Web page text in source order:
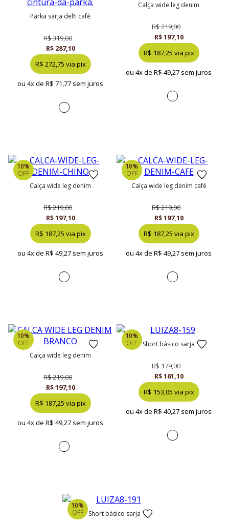
parka sarja delfi café
R$ 319,00
R$ 287,10
R$ 272,75 via pix
ou 4x de R$ 71,77 sem juros
calça wide leg denim
R$ 219,00
R$ 197,10
R$ 187,25 via pix
ou 4x de R$ 49,27 sem juros
10%
OFF
calça wide leg denim
R$ 219,00
R$ 197,10
R$ 187,25 via pix
ou 4x de R$ 49,27 sem juros
10%
OFF
calça wide leg denim café
R$ 219,00
R$ 197,10
R$ 187,25 via pix
ou 4x de R$ 49,27 sem juros
10%
OFF
calça wide leg denim
R$ 219,00
R$ 197,10
R$ 187,25 via pix
ou 4x de R$ 49,27 sem juros
10%
OFF
short básico sarja
R$ 179,00
R$ 161,10
R$ 153,05 via pix
ou 4x de R$ 40,27 sem juros
10%
OFF
short básico sarja